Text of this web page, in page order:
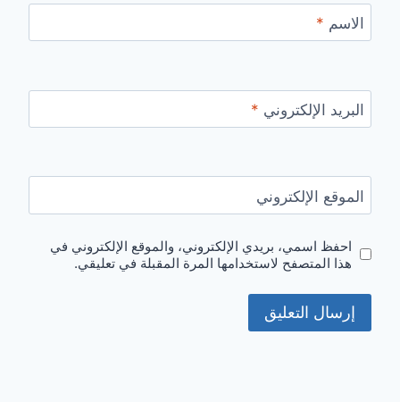
الاسم *
البريد الإلكتروني *
الموقع الإلكتروني
احفظ اسمي، بريدي الإلكتروني، والموقع الإلكتروني في
هذا المتصفح لاستخدامها المرة المقبلة في تعليقي.